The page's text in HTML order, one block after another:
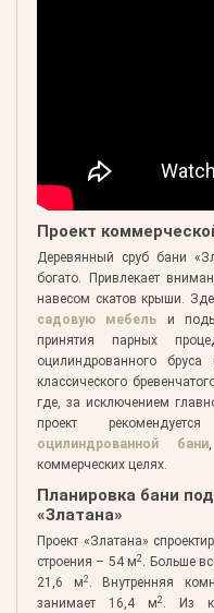
Проект
Деревянный сруб бани
богато. Привлекает
навесом скатов крыши.
садовую мебель и
принятия парных
оцилиндрованного
классического
где, за исключением
проект
оцилиндрованной бани
коммерческих целях.
Планировка бани
«Златана»
Проект «Златана»
строения – 54 м2 . Больше
21,6 м2. Внутренняя
занимает 16,4 м2. Из